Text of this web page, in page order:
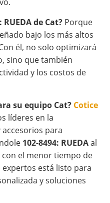
de Cat? Porque
bajo los más altos
él, no solo optimizará
sino que también
y los costos de
su equipo Cat? Cotice
líderes en la
para
102-8494: RUEDAal
el menor tiempo de
está listo para
y soluciones